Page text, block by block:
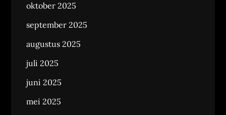
oktober 2025
september 2025
augustus 2025
juli 2025
juni 2025
mei 2025